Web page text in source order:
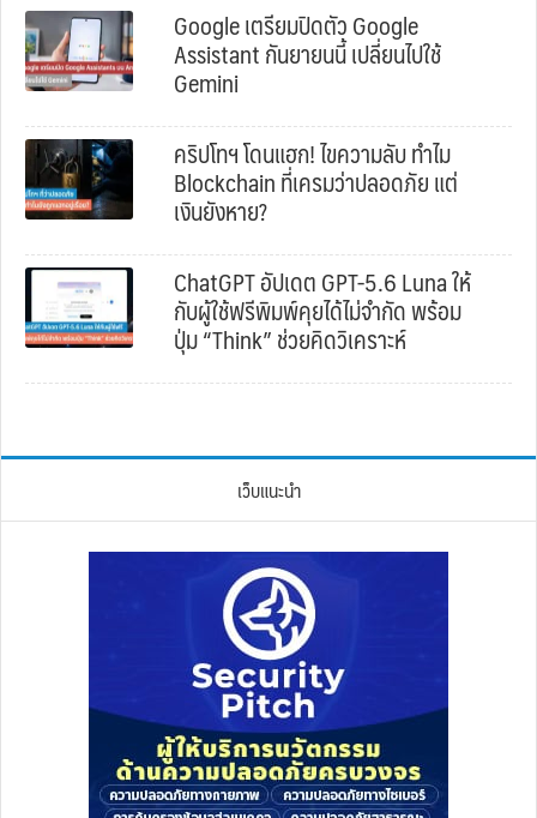
Google เตรียมปิดตัว Google
Assistant กันยายนนี้ เปลี่ยนไปใช้
Gemini
คริปโทฯ โดนแฮก! ไขความลับ ทำไม
Blockchain ที่เครมว่าปลอดภัย แต่
เงินยังหาย?
ChatGPT อัปเดต GPT-5.6 Luna ให้
กับผู้ใช้ฟรีพิมพ์คุยได้ไม่จำกัด พร้อม
ปุ่ม “Think” ช่วยคิดวิเคราะห์
เว็บแนะนำ